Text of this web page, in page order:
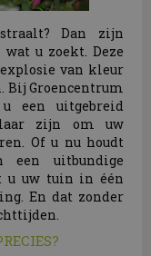
Dan zijn
wat u zoekt. Deze
van kleur
Bij Groencentrum
een uitgebreid
zijn om uw
Of u nu houdt
uitbundige
u uw tuin in één
En dat zonder